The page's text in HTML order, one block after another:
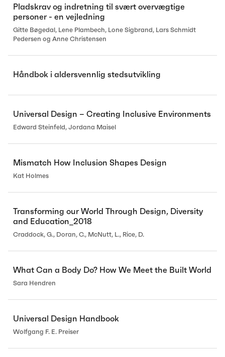
Pladskrav og indretning til svært overvægtige
personer - en vejledning
Gitte Bøgedal, Lene Plambech, Lone Sigbrand, Lars Schmidt
Pedersen og Anne Christensen
Håndbok i aldersvennlig stedsutvikling
Universal Design – Creating Inclusive Environments
Edward Steinfeld, Jordana Maisel
Mismatch How Inclusion Shapes Design
Kat Holmes
Transforming our World Through Design, Diversity
and Education_2018
Craddock, G., Doran, C., McNutt, L., Rice, D.
What Can a Body Do? How We Meet the Built World
Sara Hendren
Universal Design Handbook
Wolfgang F. E. Preiser